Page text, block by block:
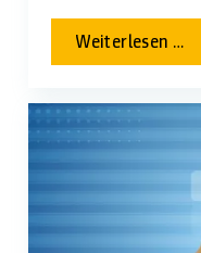
Weiterlesen …
im